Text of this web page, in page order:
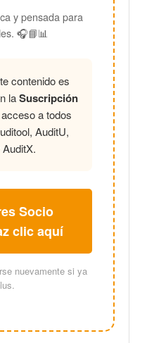
y pensada para
🎧📘📊
contenido es
laSuscripción
a todos
AuditU,
Socio
clic aquí
nuevamente si ya